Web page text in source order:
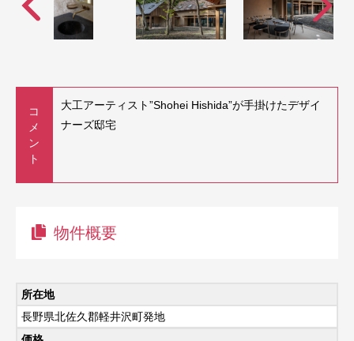
コ
メ
ン
ト
大工アーティスト”Shohei Hishida”が手掛けたデザイ
ナーズ邸宅
物件概要
所在地
長野県北佐久郡軽井沢町発地